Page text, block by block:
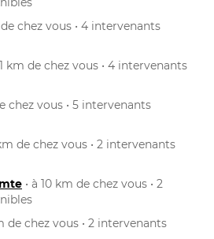
chez vous • 4 intervenants
km de chez vous • 4 intervenants
chez vous • 5 intervenants
de chez vous • 2 intervenants
• à 10 km de chez vous • 2
de chez vous • 2 intervenants